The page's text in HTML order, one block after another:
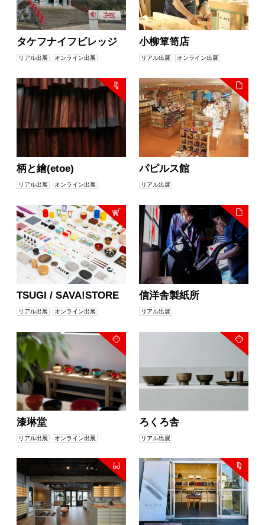
タケフナイフビレッジ
リアル出展 オンライン出展
小柳箪笥店
リアル出展 オンライン出展
柄と繪(etoe)
リアル出展 オンライン出展
パピルス館
リアル出展
TSUGI / SAVA!STORE
リアル出展 オンライン出展
信洋舎製紙所
リアル出展
漆琳堂
リアル出展 オンライン出展
ろくろ舎
リアル出展